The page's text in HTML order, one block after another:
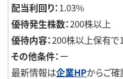
配当利回り：1.03%
優待発生株数：200株以上
優待内容：200株以上保有で
その他条件：ー
最新情報は企業HPからご確